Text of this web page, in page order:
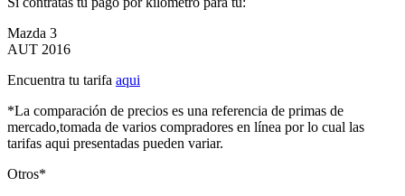
Mazda 3
AUT 2016
Encuentra tu tarifa aqui
*La comparación de precios es una referencia de primas de
mercado,tomada de varios compradores en línea por lo cual las
tarifas aqui presentadas pueden variar.
Otros*